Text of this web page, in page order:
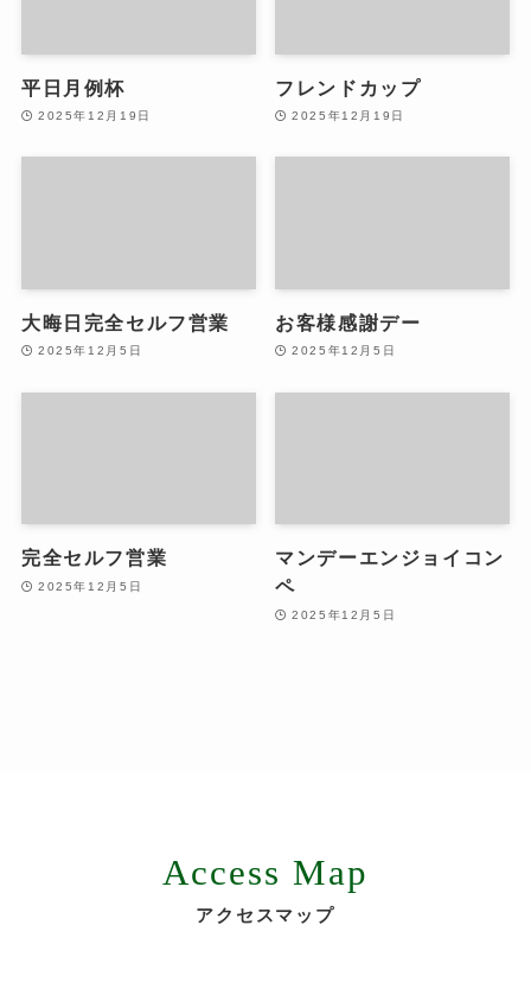
平日月例杯
2025年12月19日
フレンドカップ
2025年12月19日
大晦日完全セルフ営業
2025年12月5日
お客様感謝デー
2025年12月5日
完全セルフ営業
2025年12月5日
マンデーエンジョイコン
ペ
2025年12月5日
Access Map
アクセスマップ